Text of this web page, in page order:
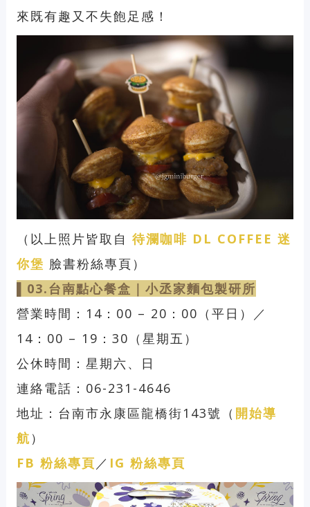
來既有趣又不失飽足感！
（以上照片皆取自 待瀾咖啡 DL COFFEE 迷
你堡 臉書粉絲專頁）
▌03.台南點心餐盒｜ 小丞家麵包製研所
營業時間：14：00 – 20：00（平日）／
14：00 – 19：30（星期五）
公休時間：星期六、日
連絡電話：06-231-4646
地址：台南市永康區龍橋街143號（ 開始導
航 ）
FB 粉絲專頁 ／ IG 粉絲專頁